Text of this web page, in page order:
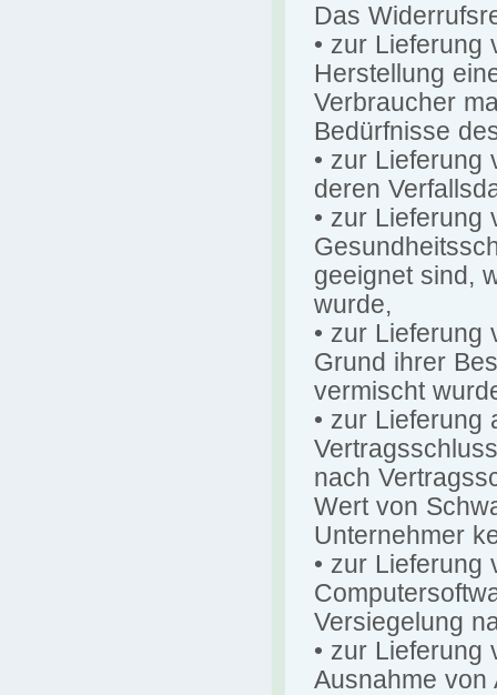
Das
• zur Lieferung
Herstellung
Verbraucher
Bedürfnisse
• zur Lieferung
deren
• zur Lieferung
geeignet sind,
wurde,
• zur Lieferung
Grund ihrer
vermischt
• zur Lieferung
nach
Wert von
Unternehmer
• zur Lieferung
Versiegelung
• zur Lieferung
Ausnahme von